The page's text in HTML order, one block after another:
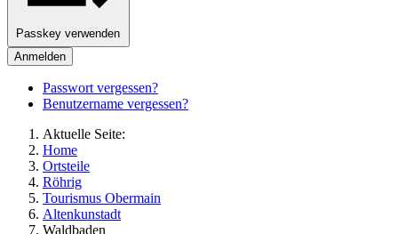
Passkey verwenden
Anmelden
Passwort vergessen?
Benutzername vergessen?
Aktuelle Seite:
Home
Ortsteile
Röhrig
Tourismus Obermain
Altenkunstadt
Waldbaden